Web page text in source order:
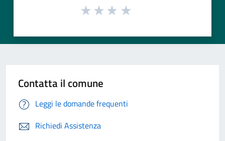
Contatta il comune
Leggi le domande frequenti
Richiedi Assistenza